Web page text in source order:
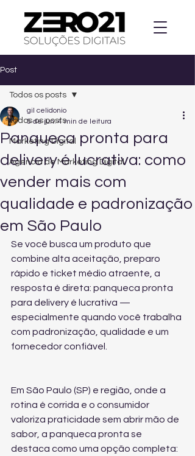
Post
Todos os posts
Marketing Digital
Agencia de Marketing Digital
Todos os posts
Panqueca pronta para
delivery é lucrativa: como
vender mais com
qualidade e padronização
em São Paulo
gil celidonio
5 de jun. 4 min de leitura
Se você busca um produto que
combine alta aceitação, preparo
rápido e ticket médio atraente, a
resposta é direta: panqueca pronta
para delivery é lucrativa —
especialmente quando você trabalha
com padronização, qualidade e um
fornecedor confiável.
Em São Paulo (SP) e região, onde a
rotina é corrida e o consumidor
valoriza praticidade sem abrir mão de
sabor, a panqueca pronta se
destaca como uma opção completa: